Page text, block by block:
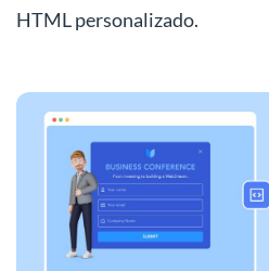
HTML personalizado.